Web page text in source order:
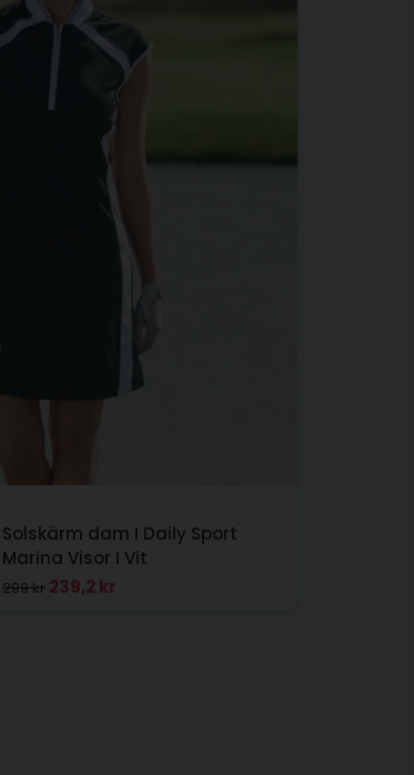
Solskärm dam I Daily Sport
Marina Visor I Vit
299 kr 239,2 kr